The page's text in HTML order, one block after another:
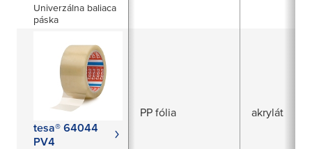
Univerzálna baliaca
páska
tesa® 64044
PV4
PP fólia akrylát